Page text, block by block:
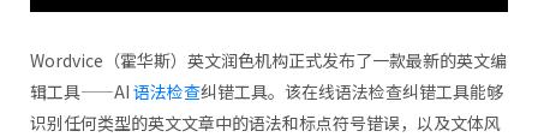
Wordvice（霍华斯）英文润色机构正式发布了一款最新的英文编
辑工具——AI 语法检查纠错工具。该在线语法检查纠错工具能够
识别任何类型的英文文章中的语法和标点符号错误，以及文体风